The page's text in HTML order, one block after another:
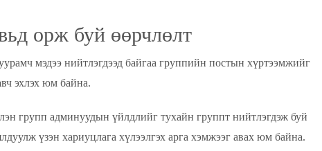
орж буй өөрчлөлт
мэдээ нийтлэгдээд байгаа группийн постын хүртээмжийг
эхлэх юм байна.
групп админуудын үйлдлийг тухайн группт нийтлэгдэж буй
үзэн хариуцлага хүлээлгэх арга хэмжээг авах юм байна.